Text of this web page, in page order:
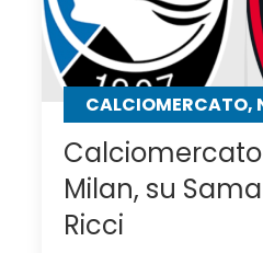
lo
chiama
CALCIOMERCATO,
Milan, su
Ricci